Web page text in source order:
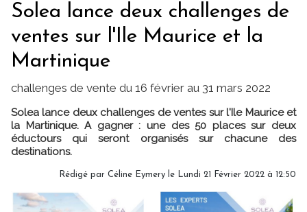
Solea lance deux challenges de
ventes sur l'Ile Maurice et la
Martinique
challenges de vente du 16 février au 31 mars 2022
Solea lance deux challenges de ventes sur l'Ile Maurice et
la Martinique. A gagner : une des 50 places sur deux
éductours qui seront organisés sur chacune des
destinations.
Rédigé par Céline Eymery le Lundi 21 Février 2022 à 12:50